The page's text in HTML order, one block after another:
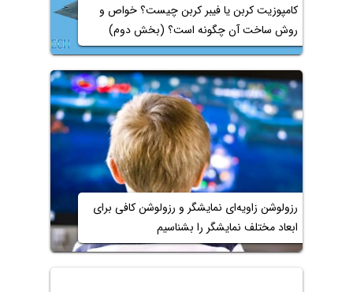
کامپوزیت کربن یا فیبر کربن چیست؟ خواص و
روش ساخت آن چگونه است؟ (بخش دوم)
رزولوشن زاویه‌ای نمایشگر و رزولوشن کافی برای
ابعاد مختلف نمایشگر را بشناسیم